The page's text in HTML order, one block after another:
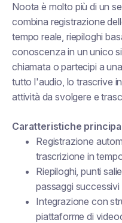
Noota è molto più di un
combina registrazione
tempo reale, riepiloghi
conoscenza in un unico
chiamata o partecipi a
tutto l'audio, lo trascrive
attività da svolgere e
Caratteristiche
Registrazione
trascrizione in
Riepiloghi, punti
passaggi
Integrazione con
piattaforme di